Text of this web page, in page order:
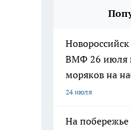
ВМФ 26 июля
моряков на
24 июля
На побережье